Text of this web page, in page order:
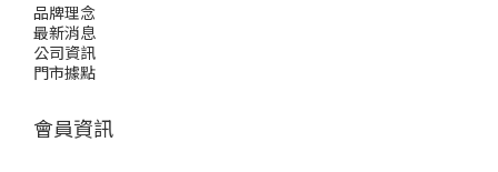
品牌理念
最新消息
公司資訊
門市據點
會員資訊